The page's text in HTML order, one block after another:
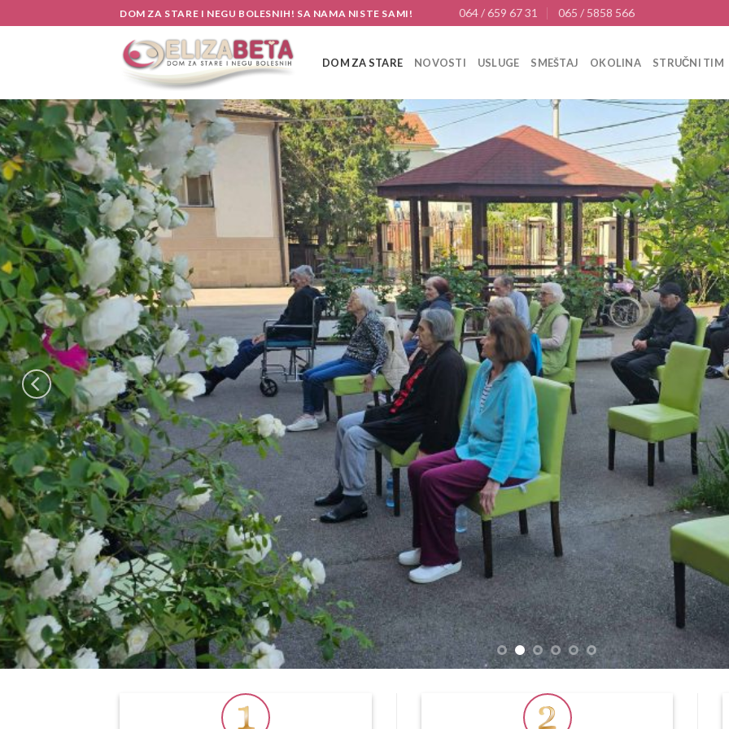
to
DOM ZA STARE I NEGU BOLESNIH! SA NAMA NISTE SAMI! 064 / 659 67 31 065 / 5858 566
DOM ZA STARE NOVOSTI USLUGE SMEŠTAJ OKOLINA STRUČNI TIM
GLAVNI
TOPLINA
Nov